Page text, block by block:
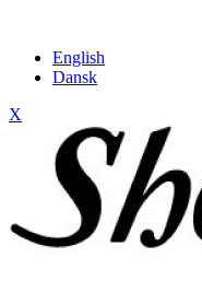
English
Dansk
X